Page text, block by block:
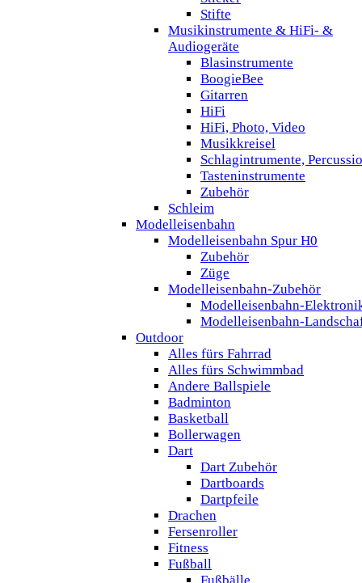
Stifte
Musikinstrumente & HiFi- &
Audiogeräte
Blasinstrumente
BoogieBee
Gitarren
HiFi
HiFi, Photo, Video
Musikkreisel
Schlagintrumente,
Tasteninstrumente
Zubehör
Schleim
Modelleisenbahn
Modelleisenbahn Spur H0
Zubehör
Züge
Modelleisenbahn-Zubehör
Modelleisenbahn-
Modelleisenbahn-
Outdoor
Alles fürs Fahrrad
Alles fürs Schwimmbad
Andere Ballspiele
Badminton
Basketball
Bollerwagen
Dart
Dart Zubehör
Dartboards
Dartpfeile
Drachen
Fersenroller
Fitness
Fußball